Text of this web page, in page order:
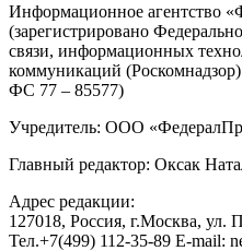
Информационное агентство
(зарегистрировано
связи, информационных
коммуникаций
ФС 77 – 85577)
Учредитель: ООО
Главный редактор: Оксак
Адрес редакции:
127018, Россия, г.Москва, ул.
Тел.+7(499) 112-35-89 E-mail: